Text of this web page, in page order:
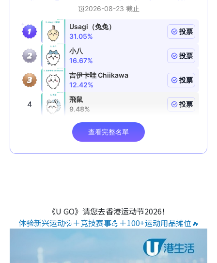
《U GO》请您去香港运动节2026！
体验新兴运动💦＋竞技赛事💪＋100+运动用品摊位🔥